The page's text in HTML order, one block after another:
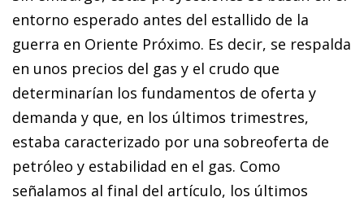
entorno esperado antes del estallido de la
guerra en Oriente Próximo. Es decir, se respalda
en unos precios del gas y el crudo que
determinarían los fundamentos de oferta y
demanda y que, en los últimos trimestres,
estaba caracterizado por una sobreoferta de
petróleo y estabilidad en el gas. Como
señalamos al final del artículo, los últimos